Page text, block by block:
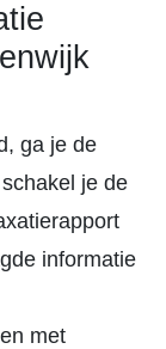
ga je de
je de
informatie
met